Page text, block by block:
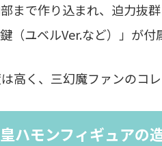
まで作り込まれ、迫力抜群
（ユベルVer.など）」が付
高く、三幻魔ファンのコ
ハモンフィギュアの